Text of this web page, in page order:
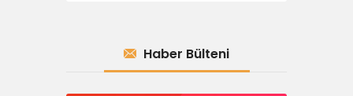
Haber Bülteni